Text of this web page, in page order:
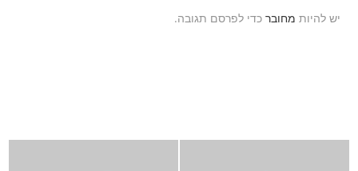
יש להיות מחובר כדי לפרסם תגובה.